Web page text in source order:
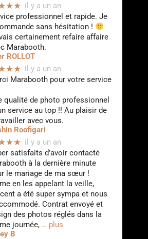
il y a un an
professionnel et rapide. Je
sans hésitation !
certainement refaire affaire
Marabooth.
ROLLOT
il y a un an
Marabooth pour votre service
qualité de photo professionnel
service au top !! Au plaisir de
avec vous.
Roofigari
il y a un an
satisfaits d’avoir contacté
à la dernière minute
le mariage de ma sœur !
en les appelant la veille,
a été super sympa et nous
Contrat envoyé et
des photos réglés dans la
journée, … plus
B